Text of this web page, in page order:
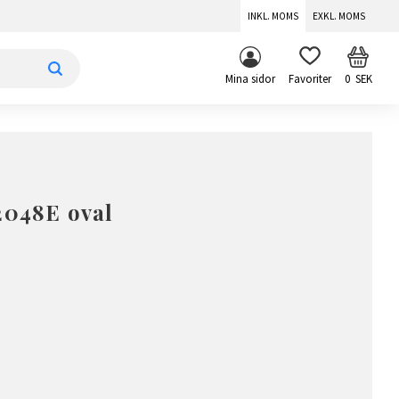
INKL. MOMS EXKL. MOMS
Mina sidor FAVORITER 0SEK
oval